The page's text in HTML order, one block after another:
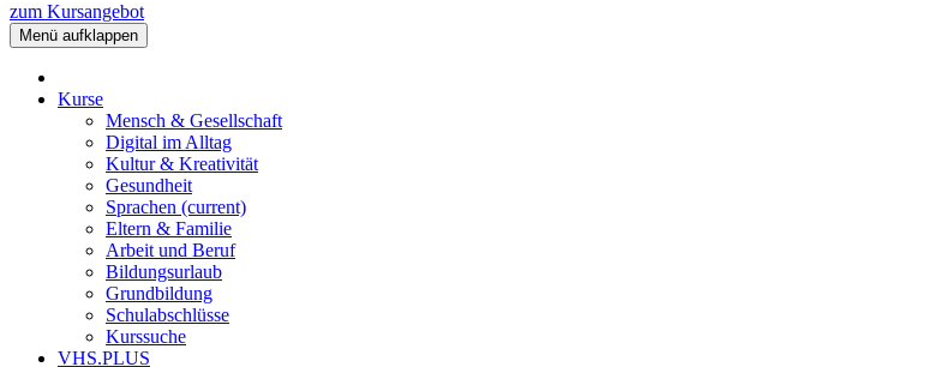
zum Kursangebot
Menü aufklappen
Kurse
Mensch & Gesellschaft
Digital im Alltag
Kultur & Kreativität
Gesundheit
Sprachen (current)
Eltern & Familie
Arbeit und Beruf
Bildungsurlaub
Grundbildung
Schulabschlüsse
Kurssuche
VHS.PLUS